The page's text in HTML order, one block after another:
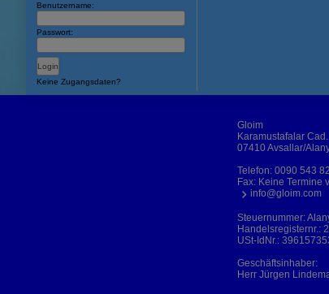
Benutzername:
Passwort:
Keine Zugangsdaten?
Gloim
Karamustafalar
07410 Avsallar/
Telefon:0090 543
Fax: Keine Termine
info@gloim.com
Steuernummer:
Handelsregisternr.:
USt-IdNr.:
Geschäftsinhaber:
Herr Jürgen